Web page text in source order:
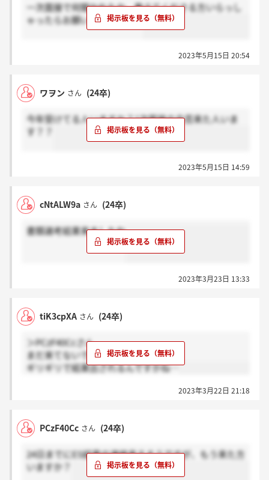
一次面接で何聞かれたか、教えてくださる方いらっし
ゃったらお願いいたします。
2023年5月15日 20:54
ワヲン さん (24卒)
今年受けてる人いますか？1次面接の合否来た人いま
す？？
2023年5月15日 14:59
cNtALW9a さん (24卒)
書類選考結果来ましたね
2023年3月23日 13:33
tiK3cpXA さん (24卒)
＞PCzF40Ccさん
まだ来てないです…
ギリギリで結果出されるんですかね…
2023年3月22日 21:18
PCzF40Cc さん (24卒)
24日までにES結果の連絡来るそうですが、もう来た方
いますか？